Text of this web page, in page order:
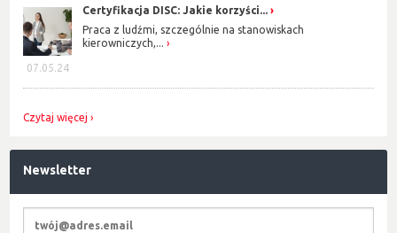
07.05.24
Certyfikacja DISC: Jakie korzyści...
Praca z ludźmi, szczególnie na stanowiskach
kierowniczych,...
Czytaj więcej
Newsletter